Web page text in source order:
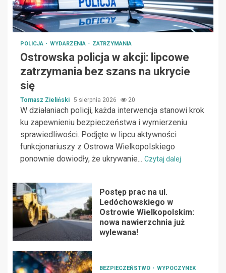
POLICJA WYDARZENIA ZATRZYMANIA
Ostrowska policja w akcji: lipcowe
zatrzymania bez szans na ukrycie
się
Tomasz Zieliński 5 sierpnia 2026 20
W działaniach policji, każda interwencja stanowi krok
ku zapewnieniu bezpieczeństwa i wymierzeniu
sprawiedliwości. Podjęte w lipcu aktywności
funkcjonariuszy z Ostrowa Wielkopolskiego
ponownie dowiodły, że ukrywanie... Czytaj dalej
Postęp prac na ul.
Ledóchowskiego w
Ostrowie Wielkopolskim:
nowa nawierzchnia już
wylewana!
BEZPIECZEŃSTWO WYPOCZYNEK